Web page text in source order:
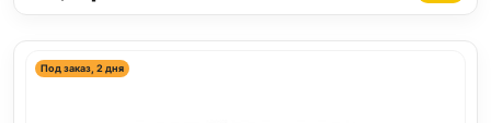
Под заказ, 2 дня